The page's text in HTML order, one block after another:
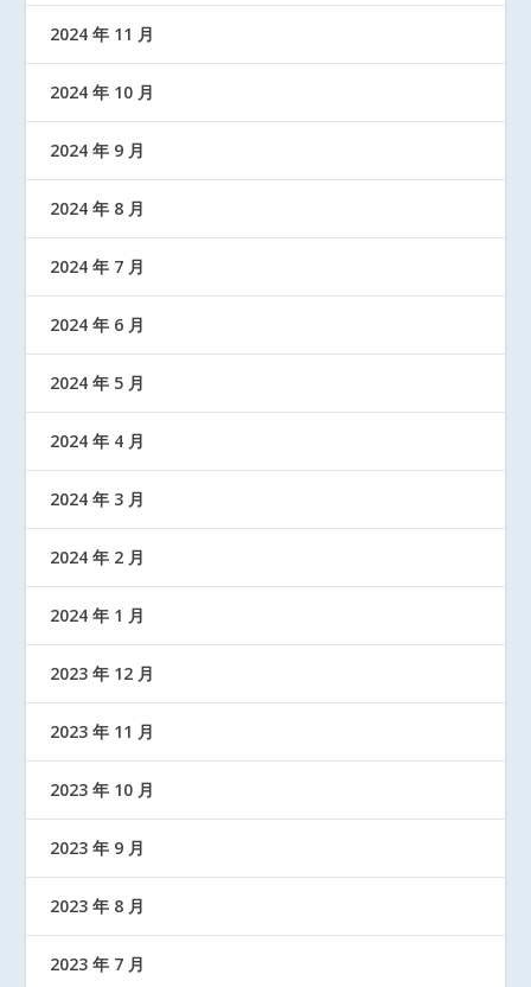
2024 年 11 月
2024 年 10 月
2024 年 9 月
2024 年 8 月
2024 年 7 月
2024 年 6 月
2024 年 5 月
2024 年 4 月
2024 年 3 月
2024 年 2 月
2024 年 1 月
2023 年 12 月
2023 年 11 月
2023 年 10 月
2023 年 9 月
2023 年 8 月
2023 年 7 月